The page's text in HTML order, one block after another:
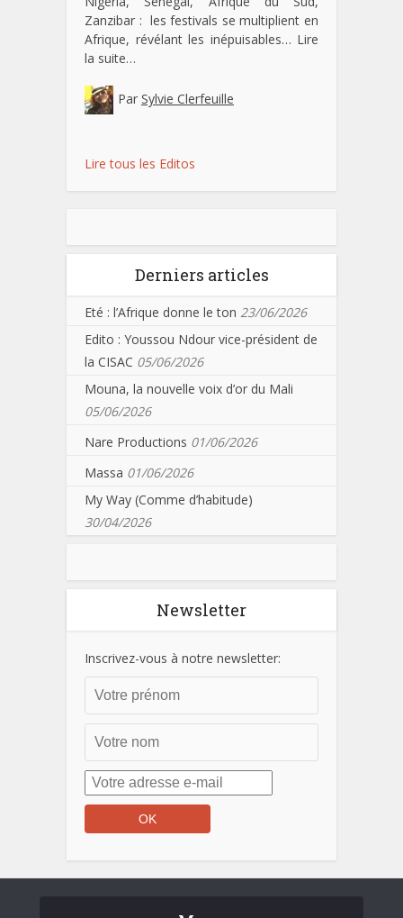
Zanzibar : les festivals se multiplient en
Afrique, révélant les inépuisables… Lire
la suite…
Par Sylvie Clerfeuille
Lire tous les Editos
Derniers articles
Eté : l’Afrique donne le ton 23/06/2026
Edito : Youssou Ndour vice-président de
la CISAC 05/06/2026
Mouna, la nouvelle voix d’or du Mali
05/06/2026
Nare Productions 01/06/2026
Massa 01/06/2026
My Way (Comme d’habitude)
30/04/2026
Newsletter
Inscrivez-vous à notre newsletter: